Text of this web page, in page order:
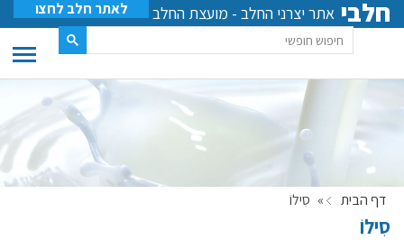
חלבי אתר יצרני החלב - מועצת החלב לאתר חלב לחצו
דף הבית » סִילוֹ
סִילוֹ